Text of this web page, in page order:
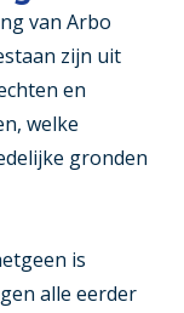
van Arbo
zijn uit
en
welke
gronden
is
alle eerder